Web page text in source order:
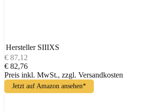
Hersteller SIIIXS
€ 87,12
€ 82,76
Preis inkl. MwSt., zzgl. Versandkosten
Jetzt auf Amazon ansehen*